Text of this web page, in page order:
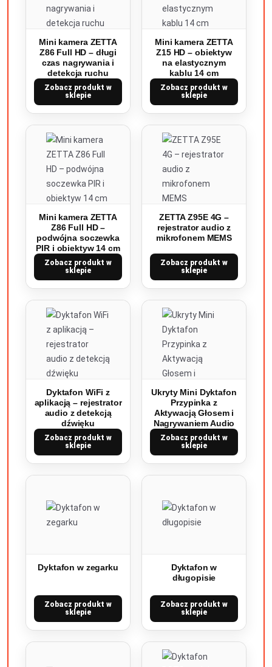
Mini kamera ZETTA
Z86 Full HD – długi
czas nagrywania i
detekcja ruchu
Zobacz produkt w
sklepie
Mini kamera ZETTA
Z15 HD – obiektyw
na elastycznym
kablu 14 cm
Zobacz produkt w
sklepie
Mini kamera ZETTA
Z86 Full HD –
podwójna soczewka
PIR i obiektyw 14 cm
Zobacz produkt w
sklepie
ZETTA Z95E 4G –
rejestrator audio z
mikrofonem MEMS
Zobacz produkt w
sklepie
Dyktafon WiFi z
aplikacją – rejestrator
audio z detekcją
dźwięku
Zobacz produkt w
sklepie
Ukryty Mini Dyktafon
Przypinka z
Aktywacją Głosem i
Nagrywaniem Audio
Zobacz produkt w
sklepie
Dyktafon w zegarku
Zobacz produkt w
sklepie
Dyktafon w
długopisie
Zobacz produkt w
sklepie